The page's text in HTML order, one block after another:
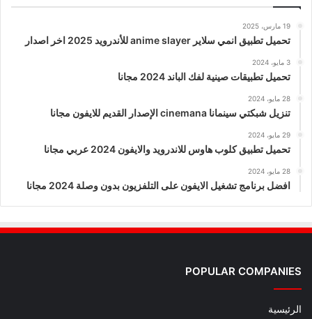
19 مارس، 2025
تحميل تطبيق انمي سلاير anime slayer للأندرويد 2025 اخر اصدار
3 مايو، 2024
تحميل تطبيقات صينية لفك الباند 2024 مجانا
28 مايو، 2024
تنزيل شبكتي سينمانا cinemana الإصدار القديم للايفون مجانا
29 مايو، 2024
تحميل تطبيق كلوب هاوس للاندرويد والايفون 2024 عربي مجانا
28 مايو، 2024
افضل برنامج تشغيل الايفون على التلفزيون بدون وصلة 2024 مجانا
POPULAR COMPANIES
الرئيسية